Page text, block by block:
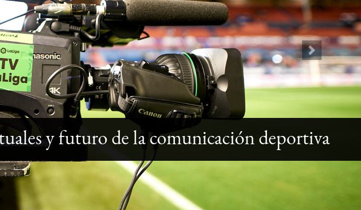
Next
y futuro de la comunicación deportiva